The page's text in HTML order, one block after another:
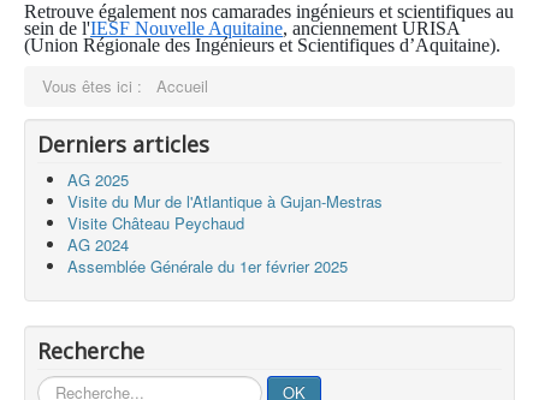
Retrouve également nos camarades ingénieurs et scientifiques au
sein de l'IESF Nouvelle Aquitaine, anciennement URISA
(Union Régionale des Ingénieurs et Scientifiques d’Aquitaine).
Vous êtes ici : Accueil
Derniers articles
AG 2025
Visite du Mur de l'Atlantique à Gujan-Mestras
Visite Château Peychaud
AG 2024
Assemblée Générale du 1er février 2025
Recherche
Rechercher OK